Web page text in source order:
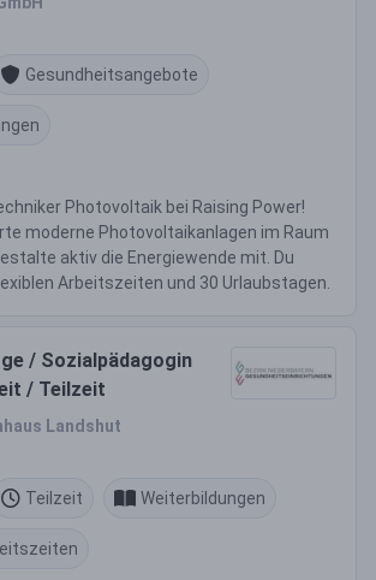
Gesundheitsangebote
Photovoltaik bei Raising Power!
moderne Photovoltaikanlagen im Raum
aktiv die Energiewende mit. Du
Arbeitszeiten und 30 Urlaubstagen.
/ Sozialpädagogin
/ Teilzeit
Landshut
Teilzeit Weiterbildungen